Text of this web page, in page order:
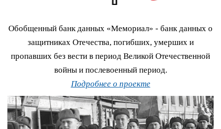
Обобщенный банк данных «Мемориал» - банк данных о
защитниках Отечества, погибших, умерших и
пропавших без вести в период Великой Отечественной
войны и послевоенный период.
Подробнее о проекте